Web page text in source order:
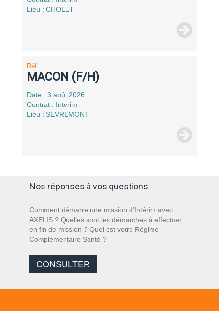
Lieu : CHOLET
Réf
MACON (F/H)
Date : 3 août 2026
Contrat : Intérim
Lieu : SEVREMONT
Nos réponses à vos questions
Comment démarre une mission d’Intérim avec
AXELIS ? Quelles sont les démarches à effectuer
en fin de mission ? Quel est votre Régime
Complémentaire Santé ?
CONSULTER